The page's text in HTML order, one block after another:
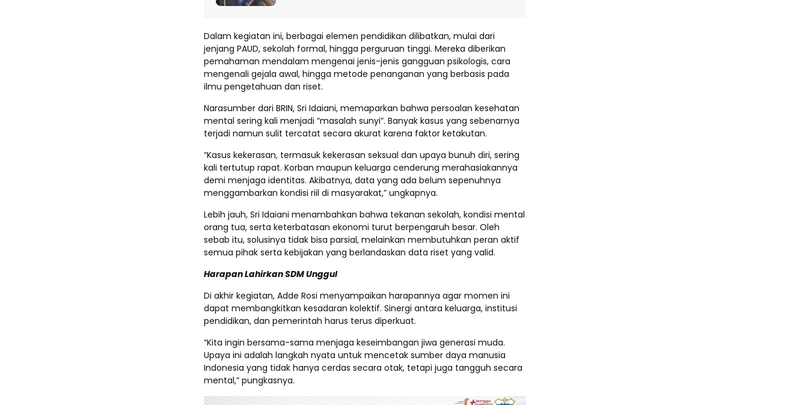
Dalam kegiatan ini, berbagai elemen pendidikan dilibatkan, mulai dari
jenjang PAUD, sekolah formal, hingga perguruan tinggi. Mereka diberikan
pemahaman mendalam mengenai jenis-jenis gangguan psikologis, cara
mengenali gejala awal, hingga metode penanganan yang berbasis pada
ilmu pengetahuan dan riset.
Narasumber dari BRIN, Sri Idaiani, memaparkan bahwa persoalan kesehatan
mental sering kali menjadi “masalah sunyi”. Banyak kasus yang sebenarnya
terjadi namun sulit tercatat secara akurat karena faktor ketakutan.
“Kasus kekerasan, termasuk kekerasan seksual dan upaya bunuh diri, sering
kali tertutup rapat. Korban maupun keluarga cenderung merahasiakannya
demi menjaga identitas. Akibatnya, data yang ada belum sepenuhnya
menggambarkan kondisi riil di masyarakat,” ungkapnya.
Lebih jauh, Sri Idaiani menambahkan bahwa tekanan sekolah, kondisi mental
orang tua, serta keterbatasan ekonomi turut berpengaruh besar. Oleh
sebab itu, solusinya tidak bisa parsial, melainkan membutuhkan peran aktif
semua pihak serta kebijakan yang berlandaskan data riset yang valid.
Harapan Lahirkan SDM Unggul
Di akhir kegiatan, Adde Rosi menyampaikan harapannya agar momen ini
dapat membangkitkan kesadaran kolektif. Sinergi antara keluarga, institusi
pendidikan, dan pemerintah harus terus diperkuat.
“Kita ingin bersama-sama menjaga keseimbangan jiwa generasi muda.
Upaya ini adalah langkah nyata untuk mencetak sumber daya manusia
Indonesia yang tidak hanya cerdas secara otak, tetapi juga tangguh secara
mental,” pungkasnya.